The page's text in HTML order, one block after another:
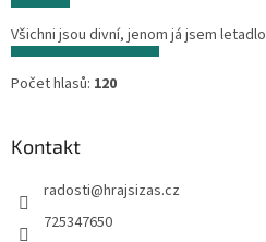
Všichni jsou divní, jenom já jsem letadlo
Počet hlasů: 120
Kontakt
radosti@hrajsizas.cz
725347650